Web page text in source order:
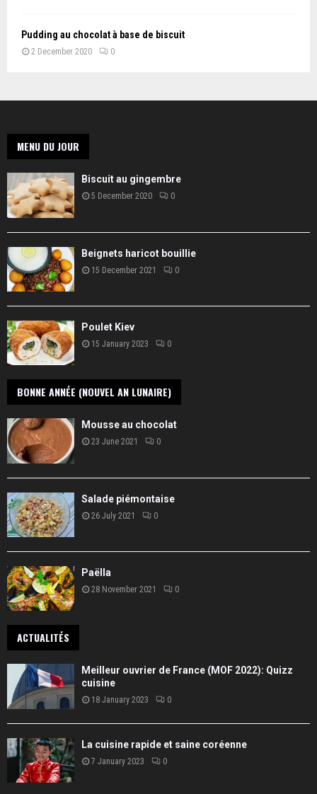
Pudding au chocolat à base de biscuit
2 December 2020 0
MENU DU JOUR
Biscuit au gingembre
5 December 2020 0
Beignets haricot bouillie
15 December 2021 0
Poulet Kiev
15 January 2023 0
BONNE ANNÉE (NOUVEL AN LUNAIRE)
Mousse au chocolat
23 June 2021 0
Salade piémontaise
26 July 2021 0
Paëlla
28 November 2021 0
ACTUALITÉS
Meilleur ouvrier de France (MOF 2022): Quizz
cuisine
18 January 2023 0
La cuisine rapide et saine coréenne
7 January 2023 0